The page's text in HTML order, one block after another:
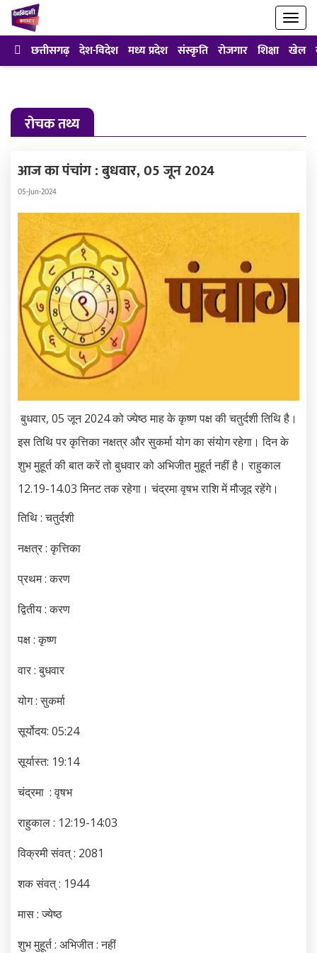
छत्तीसगढ़ देश-विदेश मध्य प्रदेश संस्कृति रोजगार शिक्षा खेल
रोचक तथ्य
आज का पंचांग : बुधवार, 05 जून 2024
05-Jun-2024
बुधवार, 05 जून 2024 को ज्येष्ठ माह के कृष्ण पक्ष की चतुर्दशी तिथि है।
इस तिथि पर कृत्तिका नक्षत्र और सुकर्मा योग का संयोग रहेगा। दिन के
शुभ मुहूर्त की बात करें तो बुधवार को अभिजीत मुहूर्त नहीं है। राहुकाल
12.19-14.03 मिनट तक रहेगा। चंद्रमा वृषभ राशि में मौजूद रहेंगे।
तिथि : चतुर्दशी
नक्षत्र : कृत्तिका
प्रथम : करण
द्वितीय : करण
पक्ष : कृष्ण
वार : बुधवार
योग : सुकर्मा
सूर्योदय: 05:24
सूर्यास्त: 19:14
चंद्रमा : वृषभ
राहुकाल : 12:19-14:03
विक्रमी संवत् : 2081
शक संवत् : 1944
मास : ज्येष्ठ
शुभ मुहूर्त : अभिजीत : नहीं